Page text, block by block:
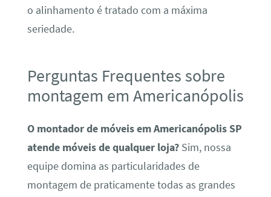
o alinhamento é tratado com a máxima
seriedade.
Perguntas Frequentes sobre
montagem em Americanópolis
O montador de móveis em Americanópolis SP
atende móveis de qualquer loja?Sim, nossa
equipe domina as particularidades de
montagem de praticamente todas as grandes